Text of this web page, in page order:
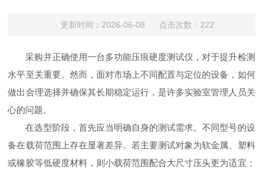
更新时间：2026-06-08 点击次数：222
采购并正确使用一台多功能压痕硬度测试仪，对于提升检测
水平至关重要。然而，面对市场上不同配置与定位的设备，如何
做出合理选择并确保其长期稳定运行，是许多实验室管理人员关
心的问题。
在选型阶段，首先应当明确自身的测试需求。不同型号的设
备在载荷范围上存在显著差异。若主要测试对象为软金属、塑料
或橡胶等低硬度材料，则小载荷范围配合大尺寸压头更为适宜；